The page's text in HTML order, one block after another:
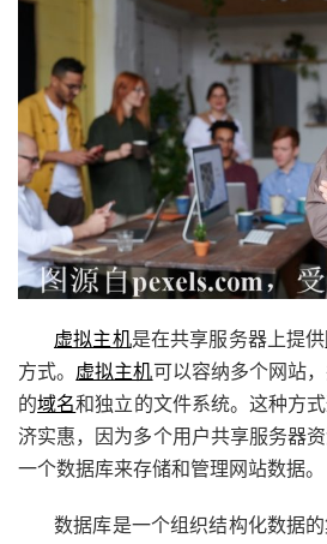
虚拟主机是在共享服务器上提供
方式。 虚拟主机可以容纳多个网站
的域名和独立的文件系统。这种方
济实惠，因为多个用户共享服务器资
一个数据库来存储和管理网站数据。
数据库是一个组织结构化数据